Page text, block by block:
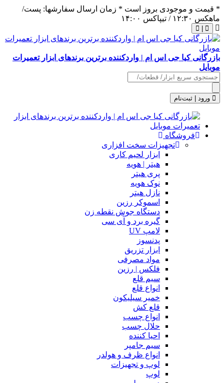
* قیمت و موجودی بروز است * زمان ارسال سفارشها: پست/
ماهکس ١٢:٣٠ / تیپاکس ١۴:٠٠
بازرگانی کیا جی اس ام | واردکننده برترین برندهای ابزار تعمیرات
موبایل
جستجوی
محصولات
فروشگاه
تجهیزات سخت افزاری
ابزار لحیم کاری
هیتر | هویه
پری هیتر
نوک هویه
نازل هیتر
اسموکر رزین
دستگاه جوش نقطه زن
گیره برد و آی سی
لامپ UV
پدنسوز
ابزار تزریق
مواد مصرفی
فلکس | رزین
سیم قلع
انواع قلع
خمیر سیلیکون
قلع کش
انواع چسب
حلال چسب
احیا کننده
سیم جامپر
انواع ظرف و هولدر
لوپ و تجهیزات
لوپ